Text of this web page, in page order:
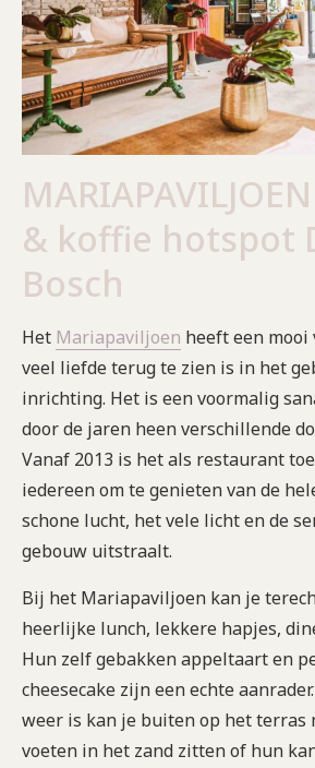
& koffie hotspot
Bosch
Het Mariapaviljoen heeft een
veel liefde terug te zien is in het
inrichting. Het is een voormalig
door de jaren heen verschillende
Vanaf 2013 is het als restaurant
iedereen om te genieten van de
schone lucht, het vele licht en de
gebouw uitstraalt.
Bij het Mariapaviljoen kan je
heerlijke lunch, lekkere hapjes,
Hun zelf gebakken appeltaart en
cheesecake zijn een echte
weer is kan je buiten op het terras
voeten in het zand zitten of hun